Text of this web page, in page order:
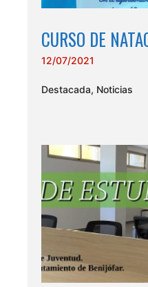
CURSO DE
12/07/2021
Destacada, Noticias